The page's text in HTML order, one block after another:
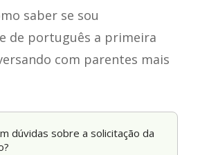
saber se sou
de português a primeira
com parentes mais
dúvidas sobre a solicitação da